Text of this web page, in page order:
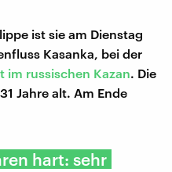
ist sie am Dienstag
Kasanka, bei der
im russischen Kazan. Die
Jahre alt. Am Ende
hart: sehr